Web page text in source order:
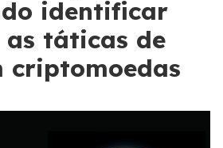
identificar
táticas de
criptomoedas